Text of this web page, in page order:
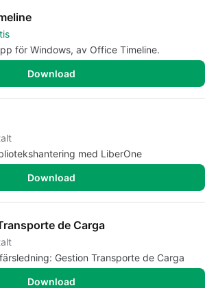
för Windows, av Office Timeline.
Download
med LiberOne
Download
de Carga
Gestion Transporte de Carga
Download